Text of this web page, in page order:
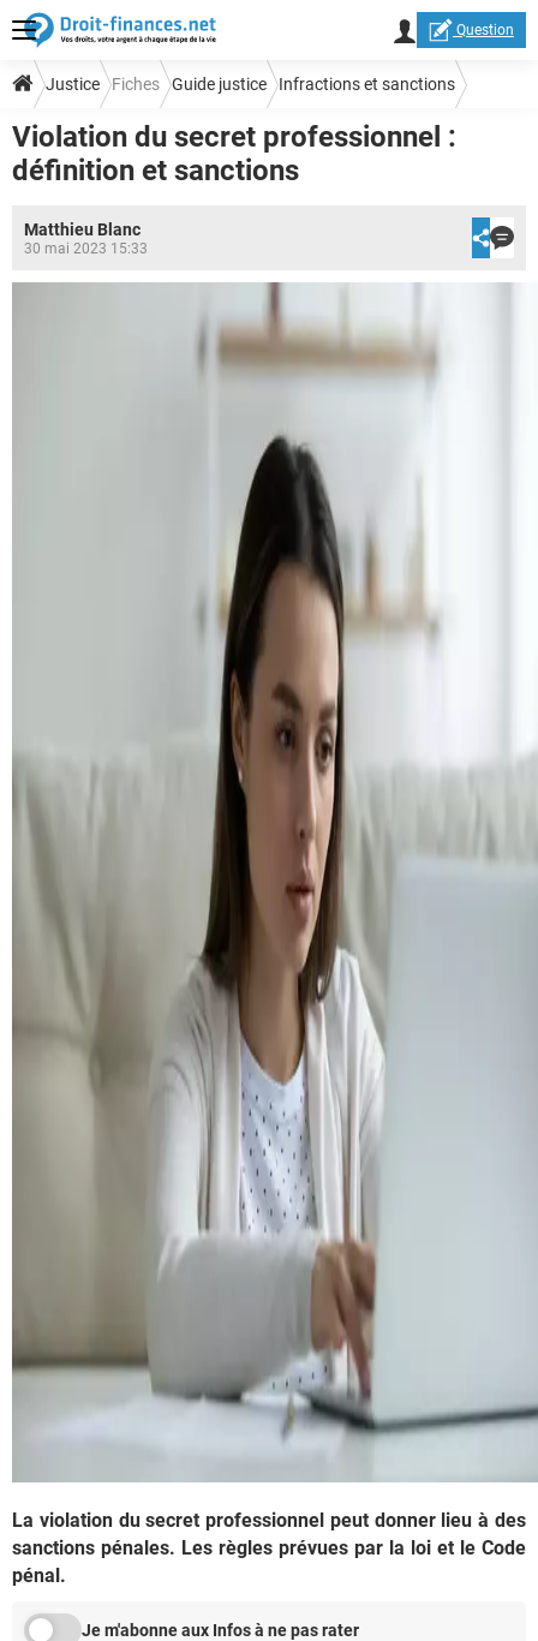
Question
Justice Fiches Guide justice Infractions et sanctions
Violation du secret professionnel :
définition et sanctions
Matthieu Blanc
30 mai 2023 15:33
La violation du secret professionnel peut donner lieu à des
sanctions pénales. Les règles prévues par la loi et le Code
pénal.
Je m'abonne aux Infos à ne pas rater